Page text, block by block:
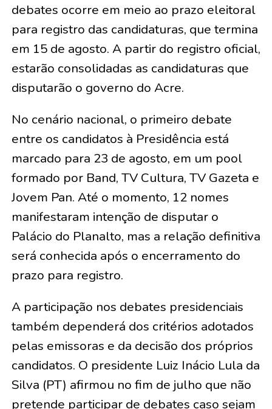
debates ocorre em meio ao prazo eleitoral
para registro das candidaturas, que termina
em 15 de agosto. A partir do registro oficial,
estarão consolidadas as candidaturas que
disputarão o governo do Acre.
No cenário nacional, o primeiro debate
entre os candidatos à Presidência está
marcado para 23 de agosto, em um pool
formado por Band, TV Cultura, TV Gazeta e
Jovem Pan. Até o momento, 12 nomes
manifestaram intenção de disputar o
Palácio do Planalto, mas a relação definitiva
será conhecida após o encerramento do
prazo para registro.
A participação nos debates presidenciais
também dependerá dos critérios adotados
pelas emissoras e da decisão dos próprios
candidatos. O presidente Luiz Inácio Lula da
Silva (PT) afirmou no fim de julho que não
pretende participar de debates caso sejam